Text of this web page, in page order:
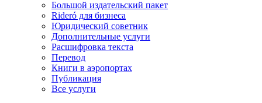
Большой издательский пакет
Rideró для бизнеса
Юридический советник
Дополнительные услуги
Расшифровка текста
Перевод
Книги в аэропортах
Публикация
Все услуги